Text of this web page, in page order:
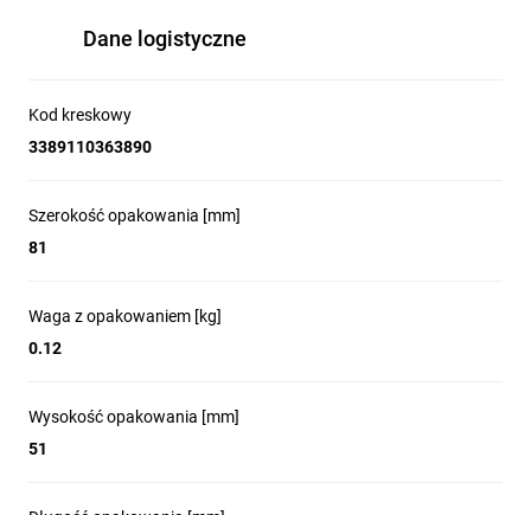
Dane logistyczne
Kod kreskowy
3389110363890
Szerokość opakowania [mm]
81
Waga z opakowaniem [kg]
0.12
Wysokość opakowania [mm]
51